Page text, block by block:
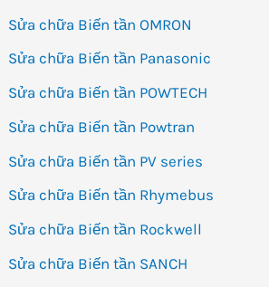
Sửa chữa Biến tần OMRON
Sửa chữa Biến tần Panasonic
Sửa chữa Biến tần POWTECH
Sửa chữa Biến tần Powtran
Sửa chữa Biến tần PV series
Sửa chữa Biến tần Rhymebus
Sửa chữa Biến tần Rockwell
Sửa chữa Biến tần SANCH